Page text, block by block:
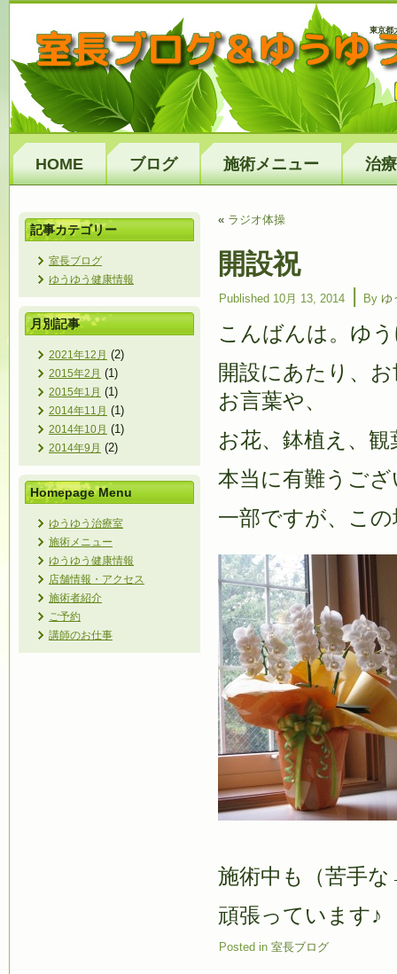
東京都
HOME ブログ 施術メニュー 治
記事カテゴリー
室長ブログ
ゆうゆう健康情報
月別記事
2021年12月 (2)
2015年2月 (1)
2015年1月 (1)
2014年11月 (1)
2014年10月 (1)
2014年9月 (2)
Homepage Menu
ゆうゆう治療室
施術メニュー
ゆうゆう健康情報
店舗情報・アクセス
施術者紹介
ご予約
講師のお仕事
« ラジオ体操
開設祝
Published 10月 13, 2014 | By ゆ
こんばんは。ゆ
開設にあたり、
お言葉や、
お花、鉢植え、
本当に有難うご
一部ですが、こ
施術中も（苦手
頑張っています♪
Posted in 室長ブログ